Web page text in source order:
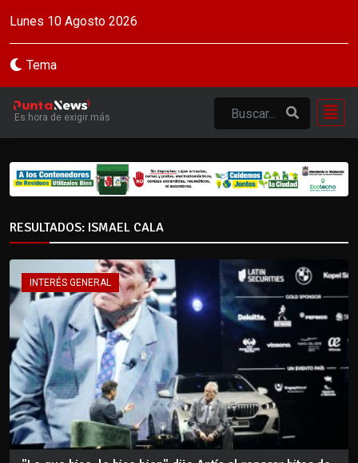
Lunes 10 Agosto 2026
Tema
Es hora de exigir más
RESULTADOS: ISMAEL CALA
INTERÉS GENERAL